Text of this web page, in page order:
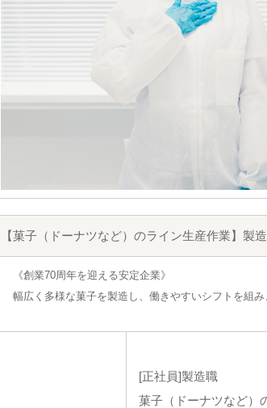
【菓子（ドーナツなど）のライン生産作業】製
《創業70周年を迎える安定企業》
幅広く多様な菓子を製造し、働きやすいシフトを組
[正社員]製造職
菓子（ドーナツなど）